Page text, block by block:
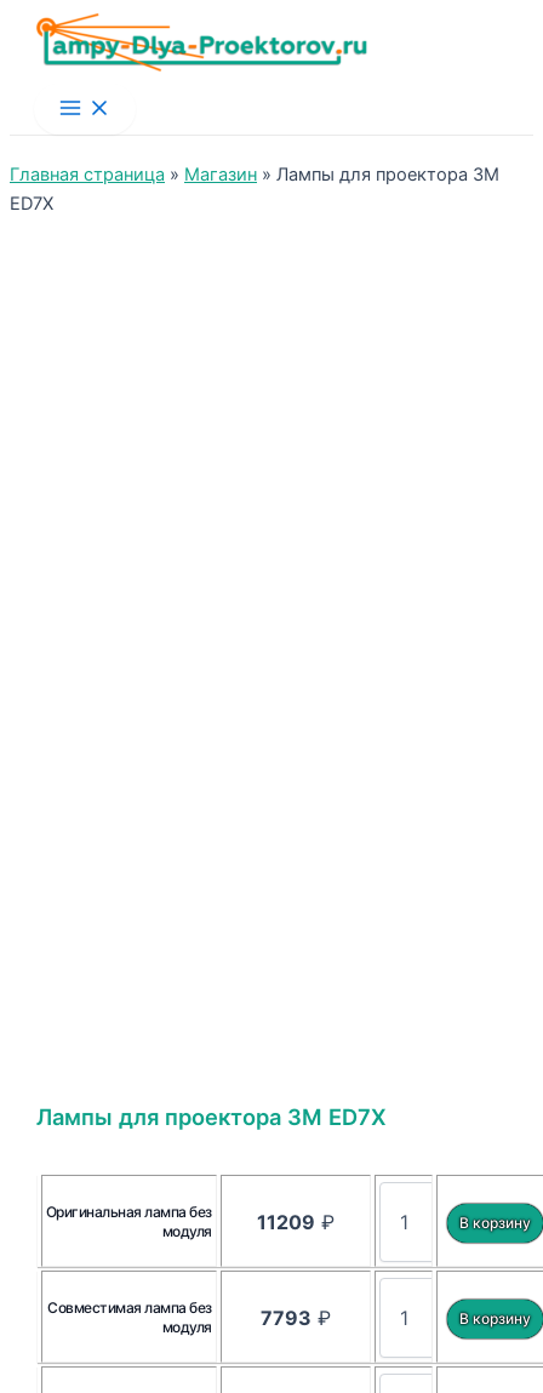
Main
Menu
Главная страница » Магазин » Лампы для проектора 3M
ED7X
Лампы для проектора 3M ED7X
Оригинальная лампа без
модуля
11209 ₽
Совместимая лампа без
модуля
7793 ₽